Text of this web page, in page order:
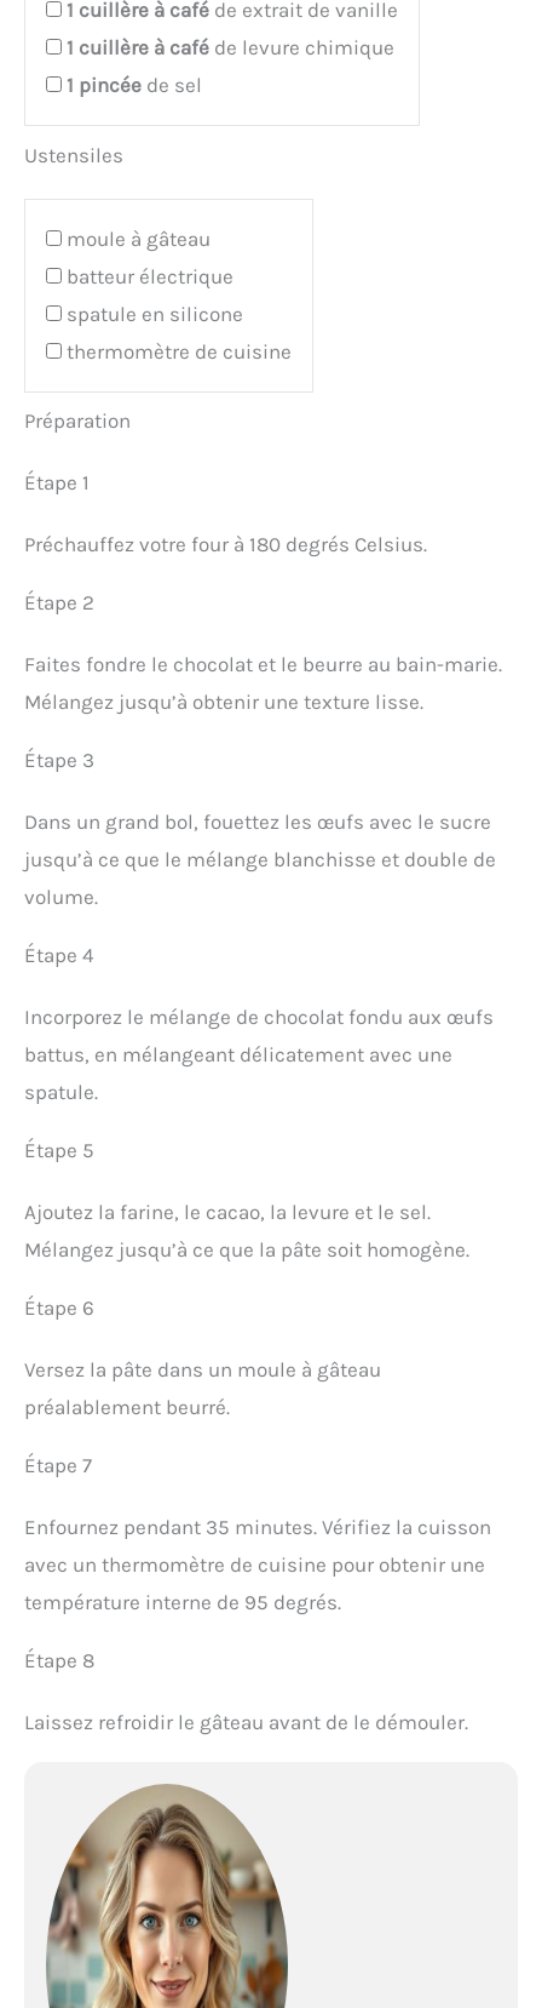
1 cuillère à café de extrait de vanille
1 cuillère à café de levure chimique
1 pincée de sel
Ustensiles
moule à gâteau
batteur électrique
spatule en silicone
thermomètre de cuisine
Préparation
Étape 1
Préchauffez votre four à 180 degrés Celsius.
Étape 2
Faites fondre le chocolat et le beurre au bain-marie.
Mélangez jusqu’à obtenir une texture lisse.
Étape 3
Dans un grand bol, fouettez les œufs avec le sucre
jusqu’à ce que le mélange blanchisse et double de
volume.
Étape 4
Incorporez le mélange de chocolat fondu aux œufs
battus, en mélangeant délicatement avec une
spatule.
Étape 5
Ajoutez la farine, le cacao, la levure et le sel.
Mélangez jusqu’à ce que la pâte soit homogène.
Étape 6
Versez la pâte dans un moule à gâteau
préalablement beurré.
Étape 7
Enfournez pendant 35 minutes. Vérifiez la cuisson
avec un thermomètre de cuisine pour obtenir une
température interne de 95 degrés.
Étape 8
Laissez refroidir le gâteau avant de le démouler.